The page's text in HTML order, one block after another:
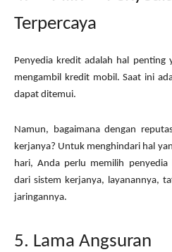
Terpercaya
Penyedia kredit adalah hal penting
mengambil kredit mobil. Saat ini
dapat ditemui.
Namun, bagaimana dengan
kerjanya? Untuk menghindari hal
hari, Anda perlu memilih
dari sistem kerjanya, layanannya,
jaringannya.
5. Lama Angsuran